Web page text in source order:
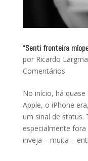
“Senti fronteira
por Ricardo
Comentários
No início, há
Apple, o iPhone
um sinal de status.
especialmente
inveja – muita –